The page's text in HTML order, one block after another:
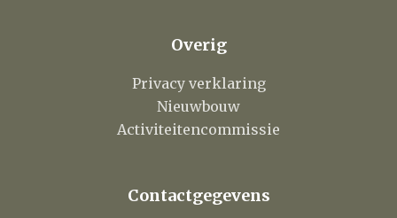
Overig
Privacy verklaring
Nieuwbouw
Activiteitencommissie
Contactgegevens